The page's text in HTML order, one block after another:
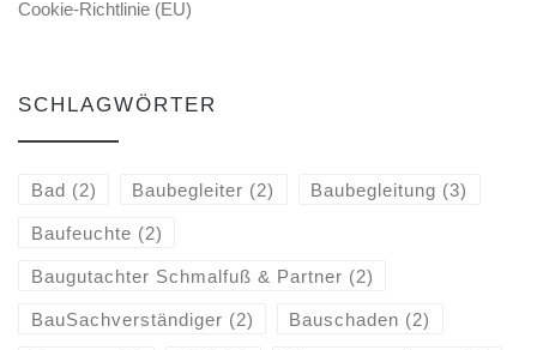
Cookie-Richtlinie (EU)
SCHLAGWÖRTER
Bad (2) Baubegleiter (2) Baubegleitung (3)
Baufeuchte (2)
Baugutachter Schmalfuß & Partner (2)
BauSachverständiger (2) Bauschaden (2)